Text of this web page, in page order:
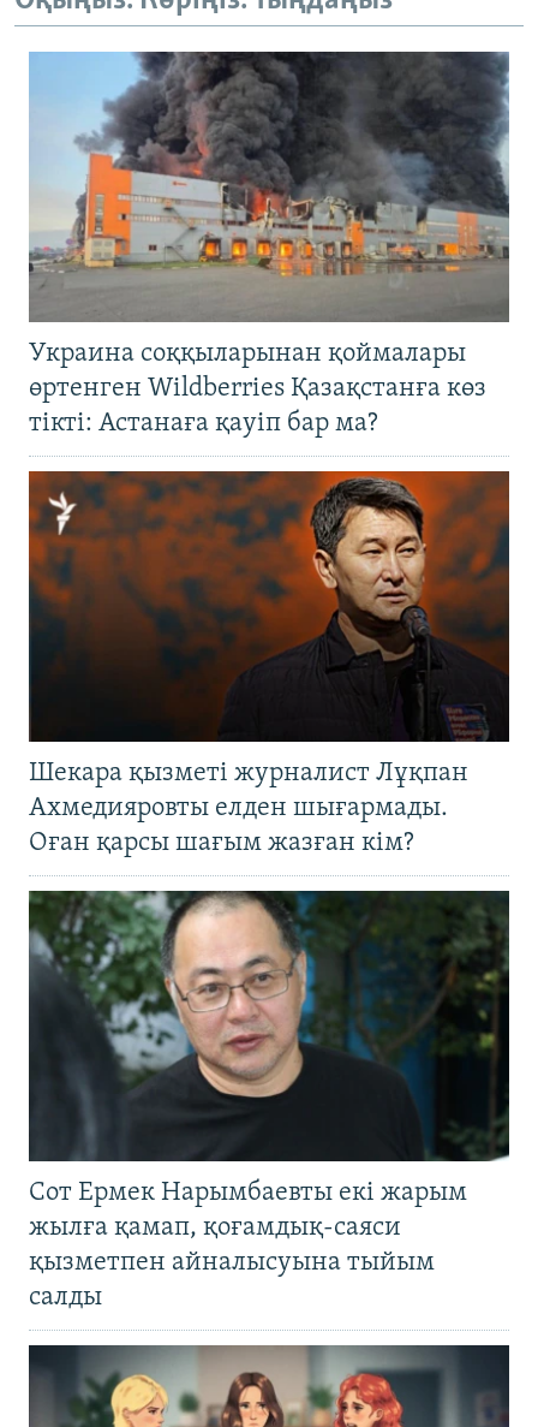
Украина соққыларынан қоймалары
өртенген Wildberries Қазақстанға көз
тікті: Астанаға қауіп бар ма?
Шекара қызметі журналист Лұқпан
Ахмедияровты елден шығармады.
Оған қарсы шағым жазған кім?
Сот Ермек Нарымбаевты екі жарым
жылға қамап, қоғамдық-саяси
қызметпен айналысуына тыйым
салды